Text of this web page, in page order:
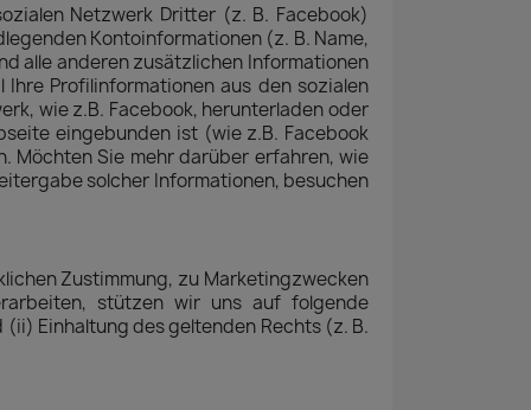
Netzwerk Dritter (z. B. Facebook)
Kontoinformationen (z. B. Name,
alle anderen zusätzlichen Informationen
Profilinformationen aus den sozialen
wie z.B. Facebook, herunterladen oder
eingebunden ist (wie z.B. Facebook
Möchten Sie mehr darüber erfahren, wie
solcher Informationen, besuchen
Zustimmung, zu Marketingzwecken
stützen wir uns auf folgende
Einhaltung des geltenden Rechts (z. B.